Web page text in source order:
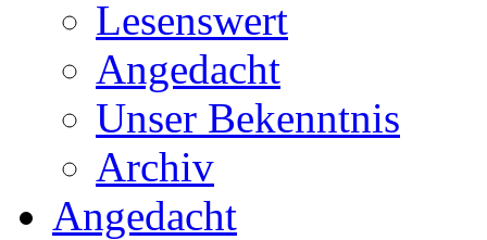
Lesenswert
Angedacht
Unser Bekenntnis
Archiv
Angedacht